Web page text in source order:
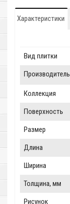
Характеристики
Вид плитки
Производитель
Коллекция
Поверхность
Размер
Длина
Ширина
Толщина, мм
Рисунок